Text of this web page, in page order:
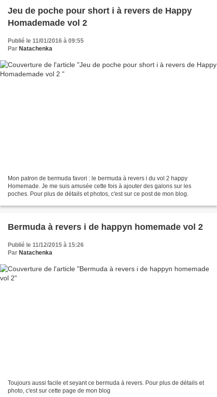
Jeu de poche pour short i à revers de Happy
Homademade vol 2
Publié le 11/01/2016 à 09:55
Par Natachenka
Mon patron de bermuda favori : le bermuda à revers i du vol 2 happy
Homemade. Je me suis amusée cette fois à ajouter des galons sur les
poches. Pour plus de détails et photos, c'est sur ce post de mon blog.
Bermuda à revers i de happyn homemade vol 2
Publié le 11/12/2015 à 15:26
Par Natachenka
Toujours aussi facile et seyant ce bermuda à revers. Pour plus de détails et
photo, c'est sur cette page de mon blog